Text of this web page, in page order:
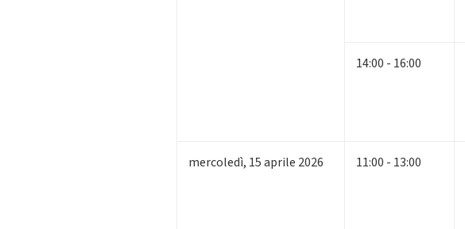
14:00 - 16:00
mercoledì, 15aprile 2026 11:00 - 13:00